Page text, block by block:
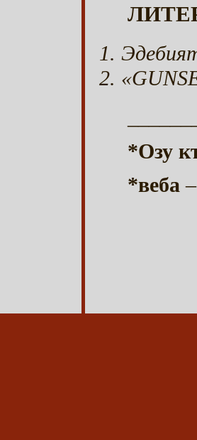
*Озу
*веба